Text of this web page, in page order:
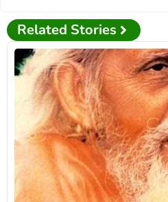
Related Stories